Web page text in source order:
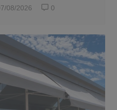
08/2026 0